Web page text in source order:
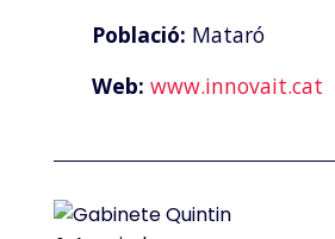
Població: Mataró
Web: www.innovait.cat